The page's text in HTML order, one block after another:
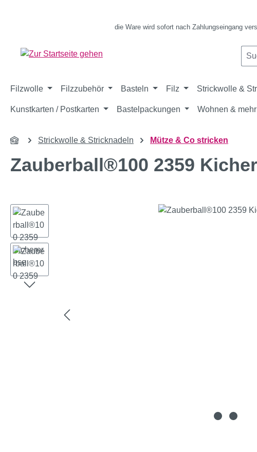
die Ware wird sofort nach Zahlungseingang
Filzwolle Filzzubehör Basteln Filz Strickwolle &
Kunstkarten / Postkarten Bastelpackungen Wohnen & mehr
Strickwolle & Stricknadeln Mütze & Co stricken
Zauberball®100 2359
Bildergalerie überspringen